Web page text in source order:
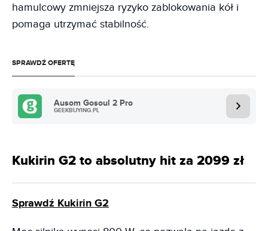
hamulcowy zmniejsza ryzyko zablokowania kół i
pomaga utrzymać stabilność.
SPRAWDŹ OFERTĘ
Ausom Gosoul 2 Pro
GEEKBUYING.PL
Kukirin G2 to absolutny hit za 2099 zł
Sprawdź Kukirin G2